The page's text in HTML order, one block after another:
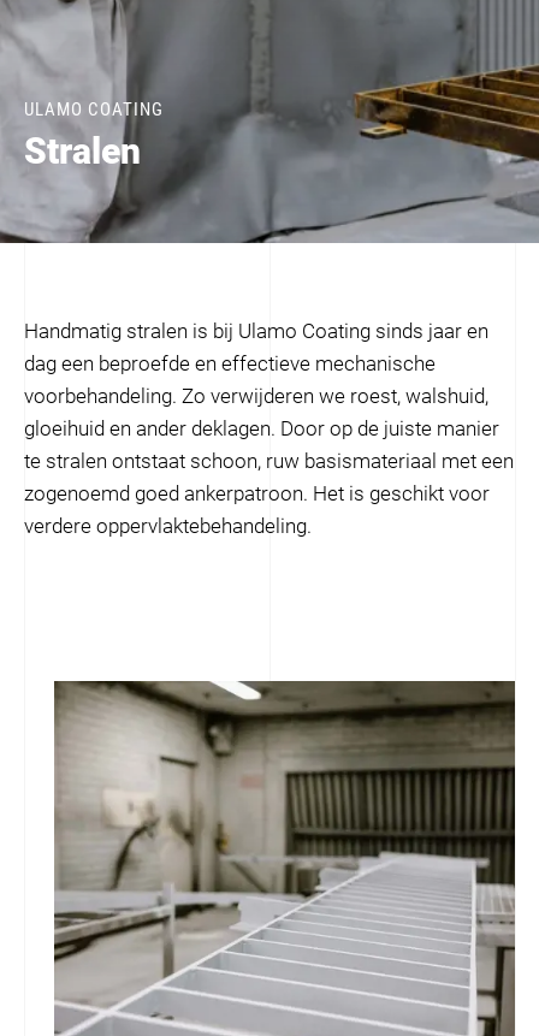
ULAMO COATING
Stralen
Handmatig stralen is bij Ulamo Coating sinds jaar en
dag een beproefde en effectieve mechanische
voorbehandeling. Zo verwijderen we roest, walshuid,
gloeihuid en ander deklagen. Door op de juiste manier
te stralen ontstaat schoon, ruw basismateriaal met een
zogenoemd goed ankerpatroon. Het is geschikt voor
verdere oppervlaktebehandeling.